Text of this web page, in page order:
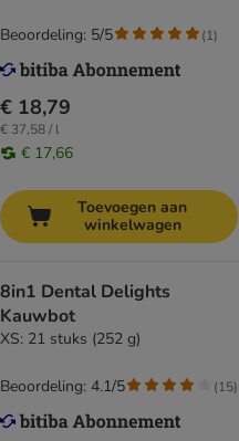
€ 18,79
€ 37,58 / l
€ 17,66
Beoordeling: 5/5 (1)
Toevoegen aan
winkelwagen
8in1 Dental Delights
Kauwbot
XS: 21 stuks (252 g)
Beoordeling: 4.1/5 (15)